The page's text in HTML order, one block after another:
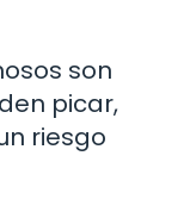
son
picar,
riesgo